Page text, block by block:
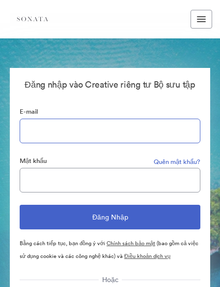
Đăng nhập vào Creative riêng tư Bộ sưu tập
E-mail
Mật khẩu Quên mật khẩu?
Bằng cách tiếp tục, bạn đồng ý với Chính sách bảo mật(bao gồm cả việc
sử dụng cookie và các công nghệ khác) và Điều khoản dịch vụ
Hoặc